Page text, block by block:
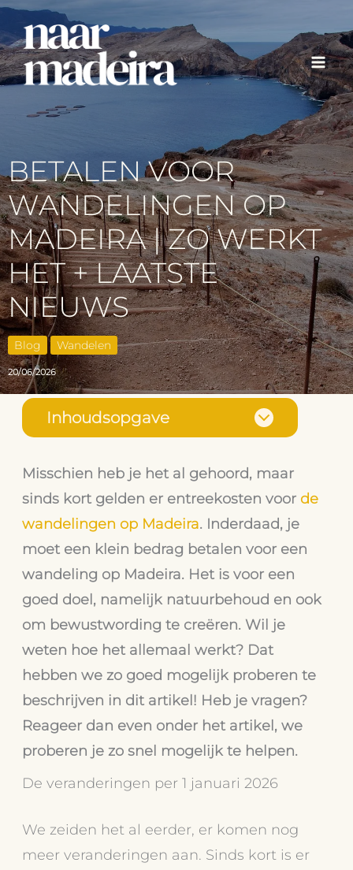
Ga
naar
de
inhoud
BETALEN VOOR
WANDELINGEN OP
MADEIRA | ZO WERKT
HET + LAATSTE
NIEUWS
Blog Wandelen
20/06/2026
Inhoudsopgave
Misschien heb je het al gehoord, maar
sinds kort gelden er entreekosten voor de
wandelingen op Madeira. Inderdaad, je
moet een klein bedrag betalen voor een
wandeling op Madeira. Het is voor een
goed doel, namelijk natuurbehoud en ook
om bewustwording te creëren. Wil je
weten hoe het allemaal werkt? Dat
hebben we zo goed mogelijk proberen te
beschrijven in dit artikel! Heb je vragen?
Reageer dan even onder het artikel, we
proberen je zo snel mogelijk te helpen.
De veranderingen per 1 januari 2026
We zeiden het al eerder, er komen nog
meer veranderingen aan. Sinds kort is er